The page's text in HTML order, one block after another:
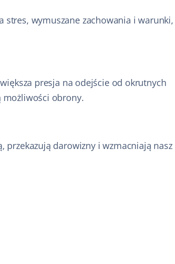
wymuszane zachowania i warunki,
presja na odejście od okrutnych
możliwości obrony.
przekazują darowizny i wzmacniają nasz